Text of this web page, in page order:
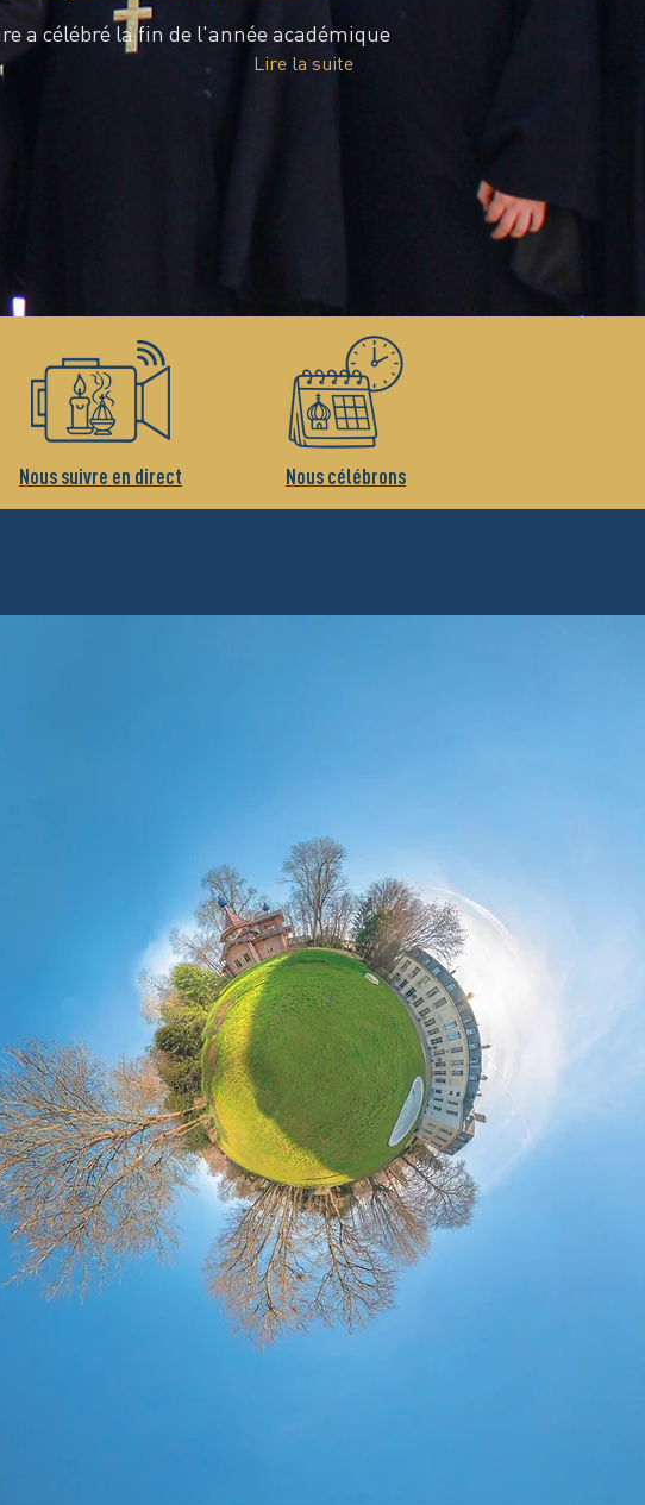
a célébré la fin de l'année académique
Lire la suite
Nous suivre en direct Nous célébrons